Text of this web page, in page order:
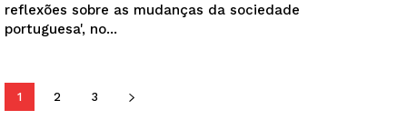
Europa
Quero ser Assinante
reflexões sobre as mudanças da sociedade
portuguesa', no...
1 2 3